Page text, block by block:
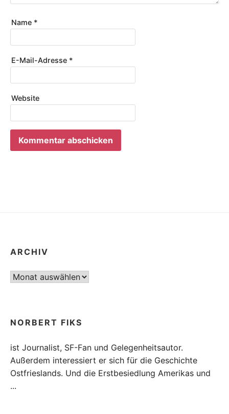
Name *
E-Mail-Adresse *
Website
ARCHIV
Archiv
NORBERT FIKS
ist Journalist, SF-Fan und Gelegenheitsautor.
Außerdem interessiert er sich für die Geschichte
Ostfrieslands. Und die Erstbesiedlung Amerikas und
...